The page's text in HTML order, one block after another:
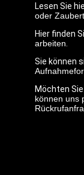
Lesen Sie
oder
Hier finden
arbeiten
Sie können
Möchten
können uns